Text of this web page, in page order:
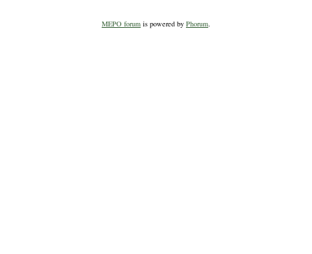
MEPO forum is powered by Phorum.